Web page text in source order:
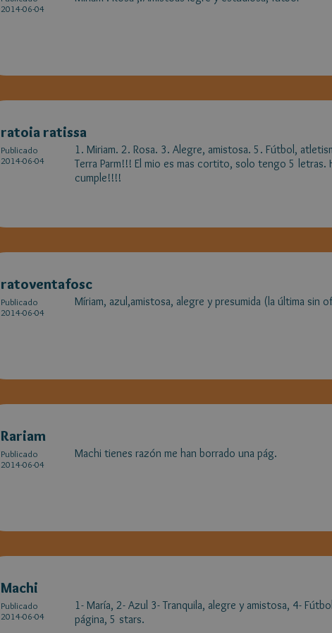
2014-06-04
ratoia ratissa
Publicado
2014-06-04
1. Miriam. 2. Rosa. 3. Alegre, amistosa. 5. Fútbol,
Terra Parm!!! El mio es mas cortito, solo tengo 5 letras.
cumple!!!!
ratoventafosc
Publicado
2014-06-04
Míriam, azul,amistosa, alegre y presumida (la última sin
Rariam
Publicado
2014-06-04
Machi tienes razón me han borrado una pág.
Machi
Publicado
2014-06-04
1- María, 2- Azul 3- Tranquila, alegre y amistosa, 4-
página, 5 stars.